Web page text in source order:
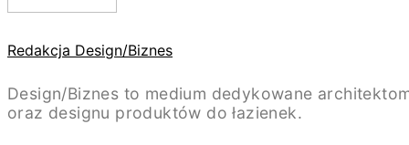
Redakcja Design/Biznes
Design/Biznes to medium dedykowane
oraz designu produktów do łazienek.